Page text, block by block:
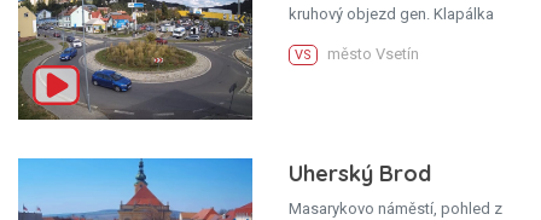
kruhový objezd gen. Klapálka
VS město Vsetín
Uherský Brod
Masarykovo náměstí, pohled z